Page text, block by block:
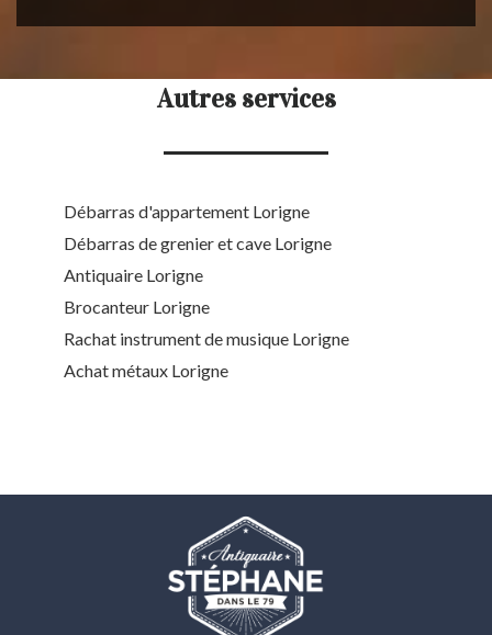
Autres services
Débarras d'appartement Lorigne
Débarras de grenier et cave Lorigne
Antiquaire Lorigne
Brocanteur Lorigne
Rachat instrument de musique Lorigne
Achat métaux Lorigne